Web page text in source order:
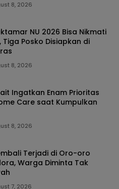
8, 2026
NU 2026 Bisa Nikmati
Tiga Posko Disiapkan di
8, 2026
Ingatkan Enam Prioritas
Care saat Kumpulkan
8, 2026
Terjadi di Oro-oro
Warga Diminta Tak
7, 2026